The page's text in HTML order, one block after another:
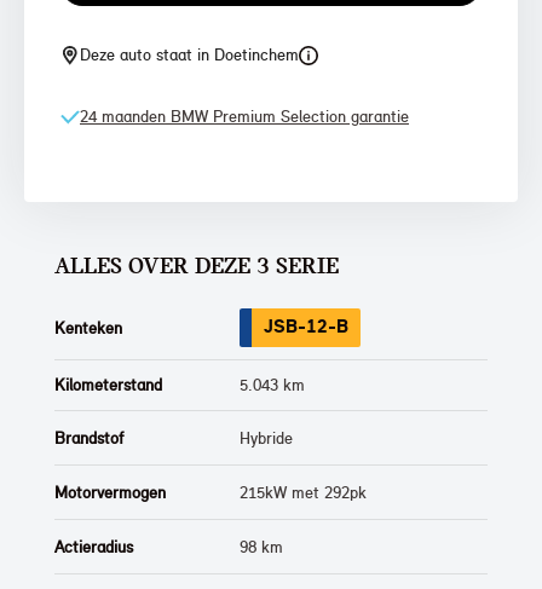
Deze auto staat in Doetinchem
24 maanden BMW Premium Selection garantie
ALLES OVER DEZE 3 SERIE
Kenteken JSB-12-B
Kilometerstand 5.043 km
Brandstof Hybride
Motorvermogen 215kW met 292pk
Actieradius 98 km